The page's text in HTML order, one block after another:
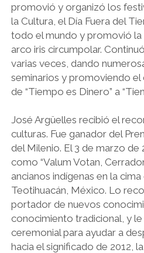
promovió y organizó los
la Cultura, el Día Fuera del
todo el mundo y promovió
arco iris circumpolar.
varias veces, dando
seminarios y promoviendo el
de “Tiempo es Dinero” a
José Argüelles recibió el
culturas. Fue ganador del
del Milenio. El 3 de marzo de
como “Valum Votan,
ancianos indígenas en la
Teotihuacán, México. Lo
portador de nuevos
conocimiento tradicional, y
ceremonial para ayudar a
hacia el significado de 2012,